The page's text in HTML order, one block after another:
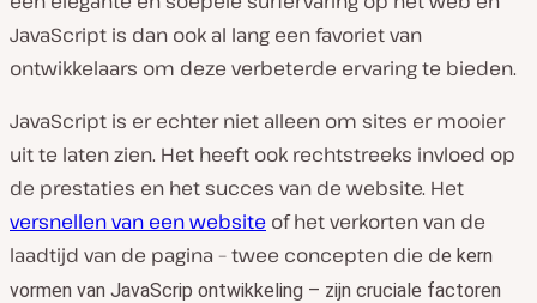
JavaScript is dan ook al lang een favoriet van
ontwikkelaars om deze verbeterde ervaring te bieden.
JavaScript is er echter niet alleen om sites er mooier
uit te laten zien. Het heeft ook rechtstreeks invloed op
de prestaties en het succes van de website. Het
versnellen van een website of het verkorten van de
laadtijd van de pagina – twee concepten die de kern
vormen van JavaScrip ontwikkeling – zijn cruciale factoren